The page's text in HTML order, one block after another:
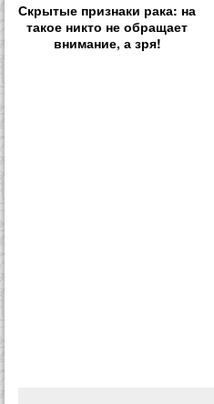
Скрытые признаки рака: на
такое никто не обращает
внимание, а зря!